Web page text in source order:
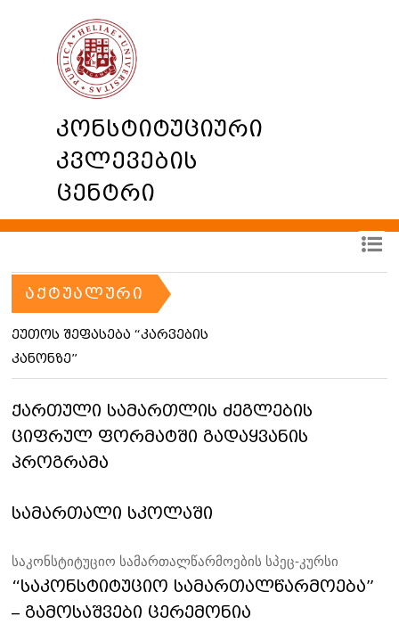
კონსტიტუციური
კვლევების
ცენტრი
ᲐᲥᲢᲣᲐᲚᲣᲠᲘ
ეუთოს შეფასება “კარვების
კანონზე”
ქართული სამართლის ძეგლების
ციფრულ ფორმატში გადაყვანის
პროგრამა
სამართალი სკოლაში
საკონსტიტუციო სამართალწარმოების სპეც-კურსი
“საკონსტიტუციო სამართალწარმოება”
– გამოსაშვები ცერემონია